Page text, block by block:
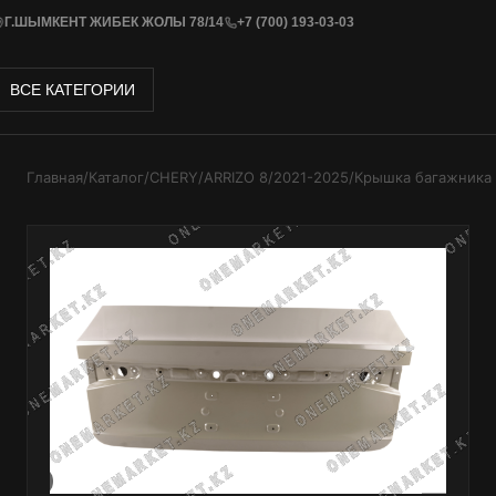
Г.ШЫМКЕНТ ЖИБЕК ЖОЛЫ 78/14 +7 (700) 193-03-03
ВСЕ КАТЕГОРИИ
Главная/Каталог/CHERY/ARRIZO 8/2021-2025/Крышка багажника